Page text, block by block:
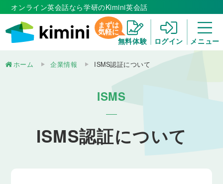
オンライン英会話なら学研のKimini英会話
まずは
気軽に
無料体験
ログイン メニュー
ホーム 企業情報 ISMS認証について
ISMS
ISMS認証について